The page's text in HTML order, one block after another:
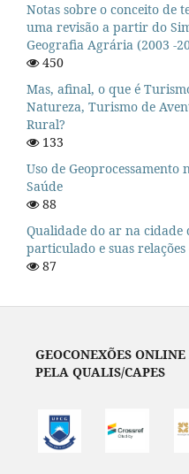
Notas sobre o conceito de
uma revisão a partir do
Geografia Agrária (2003 -
450
Mas, afinal, o que é
Natureza, Turismo de
Rural?
133
Uso de Geoprocessamento
Saúde
88
Qualidade do ar na cidade
particulado e suas
87
GEOCONEXÕES
PELA QUALIS/CAPES